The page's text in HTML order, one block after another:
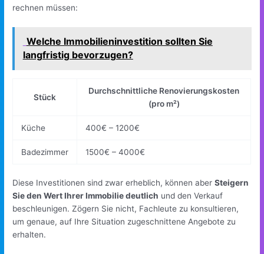
rechnen müssen:
Welche Immobilieninvestition sollten Sie
langfristig bevorzugen?
Stück
Durchschnittliche Renovierungskosten
(pro m²)
Küche 400€ – 1200€
Badezimmer 1500€ – 4000€
Diese Investitionen sind zwar erheblich, können aberSteigern
Sie den Wert Ihrer Immobilie deutlich und den Verkauf
beschleunigen. Zögern Sie nicht, Fachleute zu konsultieren,
um genaue, auf Ihre Situation zugeschnittene Angebote zu
erhalten.